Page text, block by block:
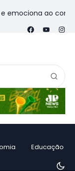
ao contar
Educação